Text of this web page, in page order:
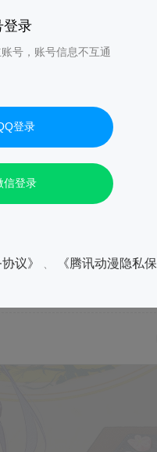
登录
号，账号信息不互通
登录
信登录
议》
《腾讯动漫隐私保